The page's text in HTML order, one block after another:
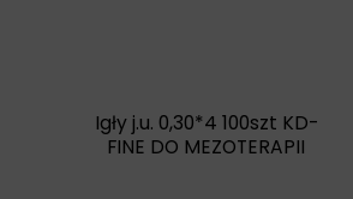
Igły j.u. 0,30*4 100szt KD-
FINE DO MEZOTERAPII